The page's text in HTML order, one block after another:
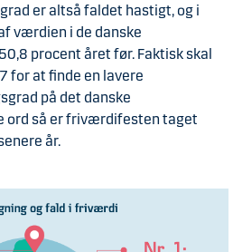
er altså faldet hastigt, og i
værdien i de danske
procent året før. Faktisk skal
for at finde en lavere
på det danske
ord så er friværdifesten taget
år.